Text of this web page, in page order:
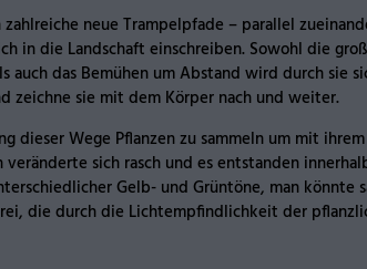
neue Trampelpfade – parallel
in die Landschaft einschreiben. Sowohl die
auch das Bemühen um Abstand wird durch sie
zeichne sie mit dem Körper nach und weiter.
dieser Wege Pflanzen zu sammeln um mit
sich rasch und es entstanden
Gelb- und Grüntöne, man könnte
die durch die Lichtempfindlichkeit der